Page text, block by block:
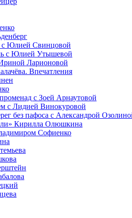
с Юлией Свинцовой
с Юлией Утышевой
Ларионовой
Впечатления
с Зоей Арнаутовой
с Лидией Винокуровой
без пафоса с Александрой
Кирилла Олюшкина
Софиенко